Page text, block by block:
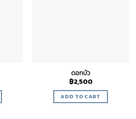
ดอกบัว
฿2,500
ADD TO CART